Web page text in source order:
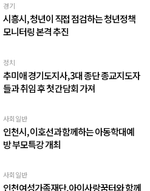
경기
시흥시, 청년이 직접 점검하는 청년정책
모니터링 본격 추진
정치
추미애 경기도지사, 3대 종단 종교지도자
들과 취임 후 첫 간담회 가져
사회일반
인천시, 이호선과 함께하는 아동학대예
방 부모특강 개최
사회일반
인천여성가족재단, 아이사랑꿈터와 함께